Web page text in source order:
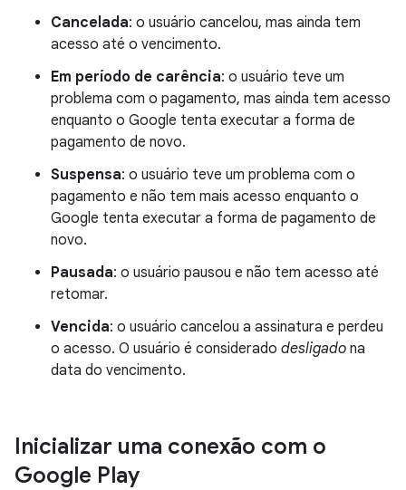
Cancelada: o usuário cancelou, mas ainda tem
acesso até o vencimento.
Em período de carência: o usuário teve um
problema com o pagamento, mas ainda tem acesso
enquanto o Google tenta executar a forma de
pagamento de novo.
Suspensa: o usuário teve um problema com o
pagamento e não tem mais acesso enquanto o
Google tenta executar a forma de pagamento de
novo.
Pausada: o usuário pausou e não tem acesso até
retomar.
Vencida: o usuário cancelou a assinatura e perdeu
o acesso. O usuário é considerado desligado na
data do vencimento.
Inicializar uma conexão com o
Google Play